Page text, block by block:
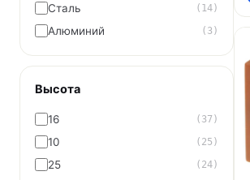
Сталь (14)
Алюминий (3)
Высота
16 (37)
10 (25)
25 (24)